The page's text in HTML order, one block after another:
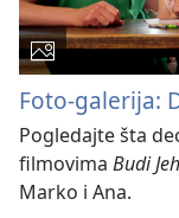
Foto-galerija:
Pogledajte šta
filmovima Budi
Marko i Ana.